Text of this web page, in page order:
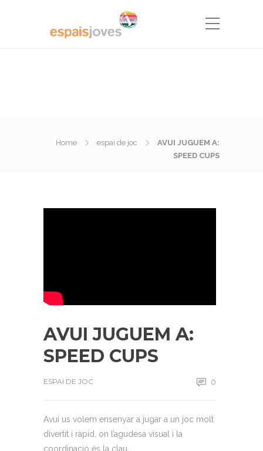
Home espai de joc
AVUI JUGUEM A:
SPEED CUPS
AVUI JUGUEM A:
SPEED CUPS
ESPAI DE JOC 0
Avui us volem ensenyar a jugar a un joc molt
divertit i ràpid, on l’agudesa visual i la
coordinació és la clau.